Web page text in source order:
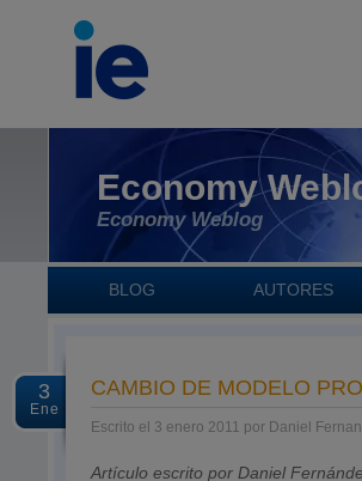
Economy
Economy Weblog
BLOG AUTORES
3
Ene
CAMBIO DE MODELO
Escrito el 3 enero 2011 por Daniel
Artículo escrito por Daniel